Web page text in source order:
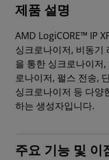
제품 설명
AMD LogiCORE™ IP
싱크로나이저, 비동기
을 통한 싱크로나이저
로나이저, 펄스 전송,
싱크로나이저 등 다양
하는 생성자입니다.
주요 기능 및 이